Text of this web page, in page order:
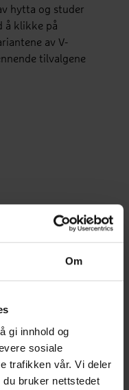
Om
gi innhold og
sosiale
trafikken vår. Vi deler
bruker nettstedet
hytta og studer
å klikke på
av V-
tilvalgene